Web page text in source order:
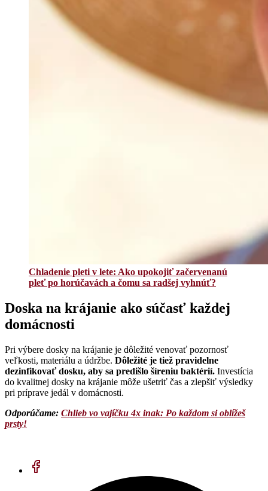
Chladenie pleti v lete: Ako upokojiť začervenanú
pleť po horúčavách a čomu sa radšej vyhnúť?
Doska na krájanie ako súčasť každej
domácnosti
Pri výbere dosky na krájanie je dôležité venovať pozornosť
veľkosti, materiálu a údržbe. Dôležité je tiež pravidelne
dezinfikovať dosku, aby sa predišlo šíreniu baktérií. Investícia
do kvalitnej dosky na krájanie môže ušetriť čas a zlepšiť výsledky
pri príprave jedál v domácnosti.
Odporúčame: Chlieb vo vajíčku 4x inak: Po každom si oblížeš
prsty!